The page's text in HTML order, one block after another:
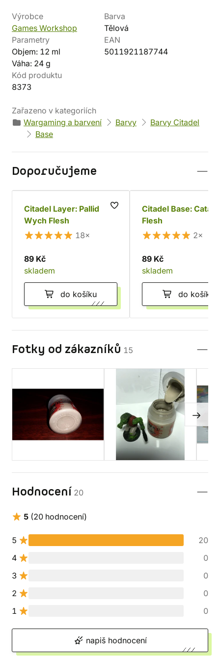
Výrobce
Games Workshop
Barva
Tělová
Parametry
Objem: 12 ml
Váha: 24 g
EAN
5011921187744
Kód produktu
8373
Zařazeno v kategoriích
Wargaming a barvení
Barvy
Barvy Citadel
Base
Doporučujeme
Citadel Layer: Pallid
Wych Flesh
18×
89 Kč
skladem
do košíku
Citadel Base:
Flesh
2×
89 Kč
skladem
do košíku
Fotky od zákazníků 15
Hodnocení 20
5 (20 hodnocení)
5
20
4
0
3
0
2
0
1
0
napiš hodnocení